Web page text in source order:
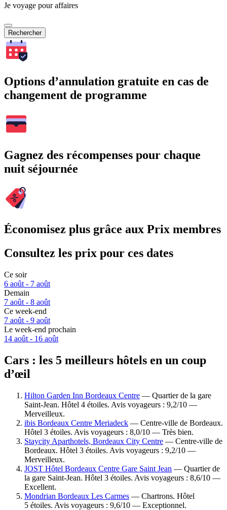
Je voyage pour affaires
Rechercher
Options d’annulation gratuite en cas de
changement de programme
Gagnez des récompenses pour chaque
nuit séjournée
Économisez plus grâce aux Prix membres
Consultez les prix pour ces dates
Ce soir
6 août - 7 août
Demain
7 août - 8 août
Ce week-end
7 août - 9 août
Le week-end prochain
14 août - 16 août
Cars : les 5 meilleurs hôtels en un coup
d’œil
Hilton Garden Inn Bordeaux Centre — Quartier de la gare
Saint-Jean. Hôtel 4 étoiles. Avis voyageurs : 9,2/10 —
Merveilleux.
ibis Bordeaux Centre Meriadeck — Centre-ville de Bordeaux.
Hôtel 3 étoiles. Avis voyageurs : 8,0/10 — Très bien.
Staycity Aparthotels, Bordeaux City Centre — Centre-ville de
Bordeaux. Hôtel 3 étoiles. Avis voyageurs : 9,2/10 —
Merveilleux.
JOST Hôtel Bordeaux Centre Gare Saint Jean — Quartier de
la gare Saint-Jean. Hôtel 3 étoiles. Avis voyageurs : 8,6/10 —
Excellent.
Mondrian Bordeaux Les Carmes — Chartrons. Hôtel
5 étoiles. Avis voyageurs : 9,6/10 — Exceptionnel.